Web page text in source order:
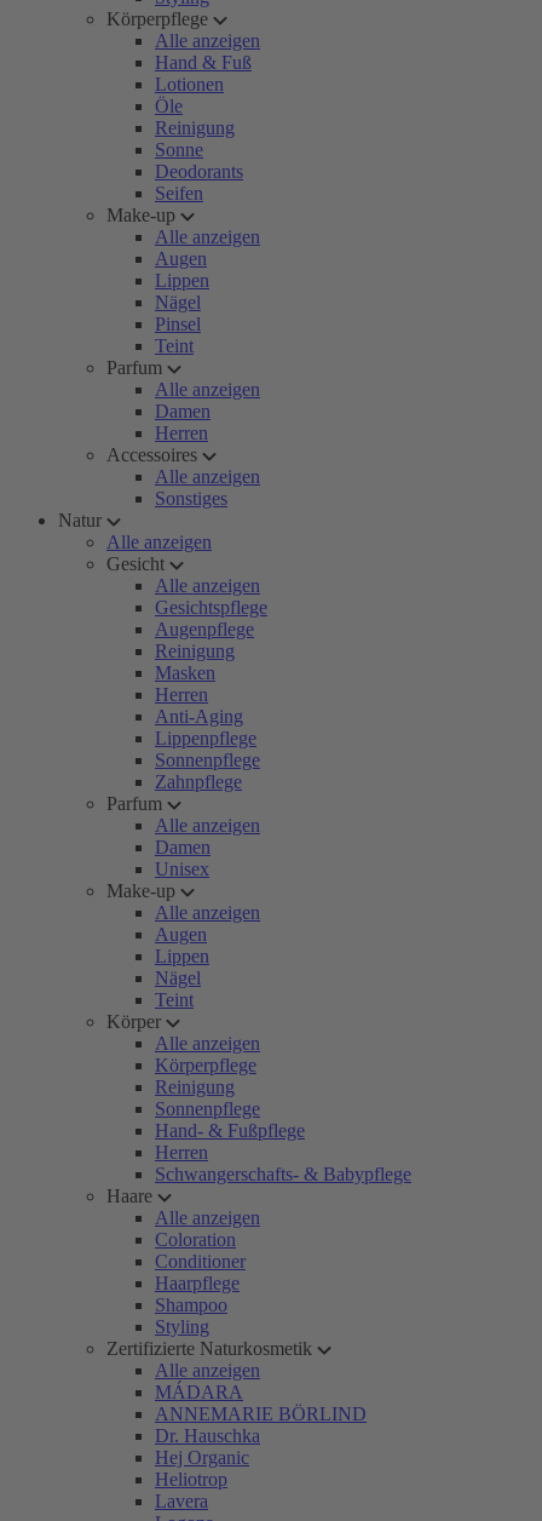
Körperpflege
Alle anzeigen
Hand & Fuß
Lotionen
Öle
Reinigung
Sonne
Deodorants
Seifen
Make-up
Alle anzeigen
Augen
Lippen
Nägel
Pinsel
Teint
Parfum
Alle anzeigen
Damen
Herren
Accessoires
Alle anzeigen
Sonstiges
Natur
Alle anzeigen
Gesicht
Alle anzeigen
Gesichtspflege
Augenpflege
Reinigung
Masken
Herren
Anti-Aging
Lippenpflege
Sonnenpflege
Zahnpflege
Parfum
Alle anzeigen
Damen
Unisex
Make-up
Alle anzeigen
Augen
Lippen
Nägel
Teint
Körper
Alle anzeigen
Körperpflege
Reinigung
Sonnenpflege
Hand- & Fußpflege
Herren
Schwangerschafts- & Babypflege
Haare
Alle anzeigen
Coloration
Conditioner
Haarpflege
Shampoo
Styling
Zertifizierte Naturkosmetik
Alle anzeigen
MÁDARA
ANNEMARIE BÖRLIND
Dr. Hauschka
Hej Organic
Heliotrop
Lavera